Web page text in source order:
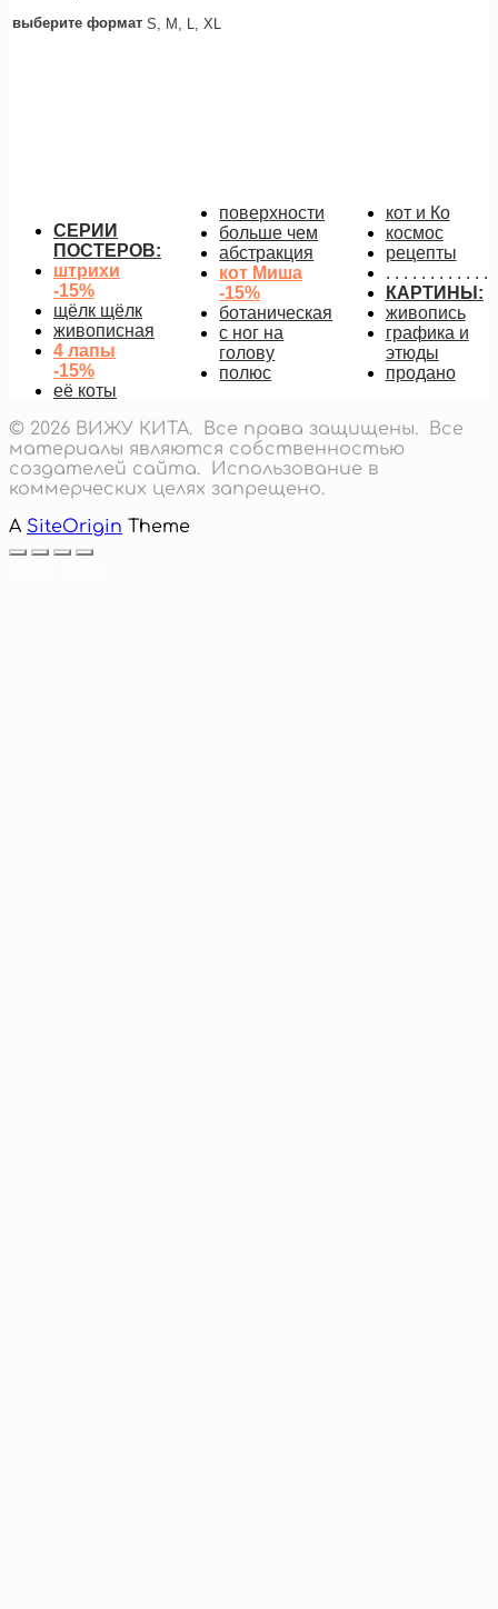
выберите формат S, M, L, XL
СЕРИИ
ПОСТЕРОВ:
штрихи
-15%
щёлк щёлк
живописная
4 лапы
-15%
её коты
поверхности
больше чем
абстракция
кот Миша
-15%
ботаническая
с ног на
голову
полюс
кот и Ко
космос
рецепты
. . . . . . . . . . . .
КАРТИНЫ:
живопись
графика и
этюды
продано
© 2026 ВИЖУ КИТА. Все права защищены. Все
материалы являются собственностью
создателей сайта. Использование в
коммерческих целях запрещено.
A SiteOrigin Theme